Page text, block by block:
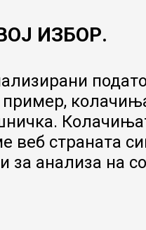
ИЗБОР.
веб страната
за анализа на